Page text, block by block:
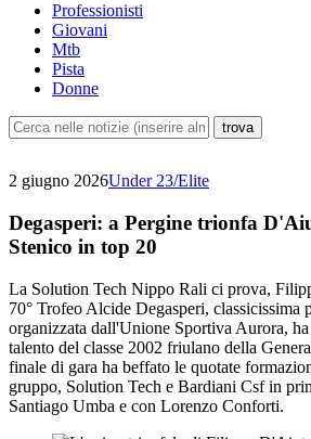
Professionisti
Giovani
Mtb
Pista
Donne
2 giugno 2026Under 23/Elite
Degasperi: a Pergine trionfa
Stenico in top 20
La Solution Tech Nippo Rali ci prova,
70° Trofeo Alcide Degasperi, classicissima
organizzata dall'Unione Sportiva Aurora,
talento del classe 2002 friulano della
finale di gara ha beffato le quotate
gruppo, Solution Tech e Bardiani Csf in
Santiago Umba e con Lorenzo Conforti.